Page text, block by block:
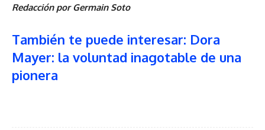
Redacción por Germain Soto
También te puede interesar: Dora
Mayer: la voluntad inagotable de una
pionera